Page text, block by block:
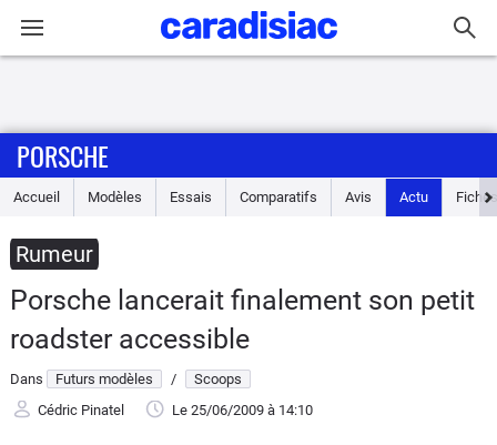
Accueil
Essais
Guide
d'achat
Electriques
PORSCHE
Accueil Modèles Essais Comparatifs Avis Actu
Rumeur
Porsche lancerait finalement son petit
roadster accessible
Dans Futurs modèles /
Scoops
Cédric Pinatel
Le 25/06/2009 à 14:10